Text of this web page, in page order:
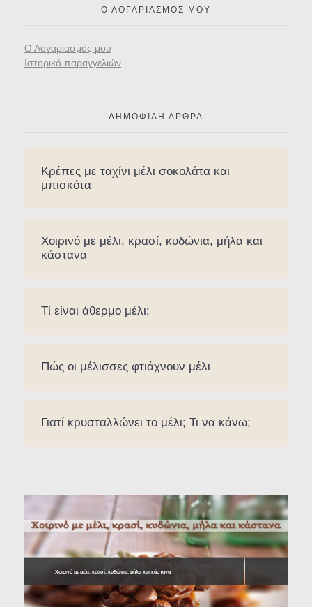
Ο ΛΟΓΑΡΙΑΣΜΌΣ ΜΟΥ
Ο Λογαριασμός μου
Ιστορικό παραγγελιών
ΔΗΜΟΦΙΛΉ ΆΡΘΡΑ
Κρέπες με ταχίνι μέλι σοκολάτα και
μπισκότα
Χοιρινό με μέλι, κρασί, κυδώνια, μήλα και
κάστανα
Τί είναι άθερμο μέλι;
Πώς οι μέλισσες φτιάχνουν μέλι
Γιατί κρυσταλλώνει το μέλι; Τι να κάνω;
Χοιρινό με μέλι, κρασί, κυδώνια, μήλα και κάστανα